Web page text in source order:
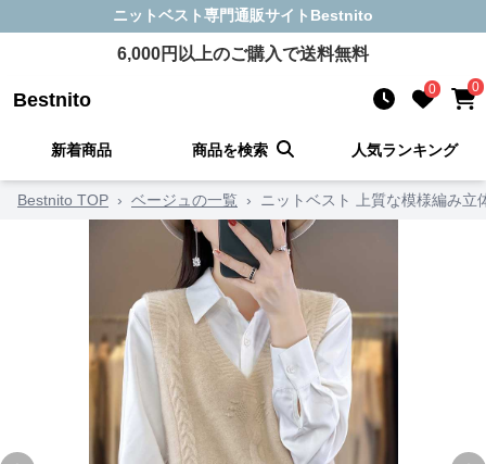
ニットベスト専門通販サイト Bestnito
6,000円以上のご購入で送料無料
Bestnito 0 0
新着商品 商品を検索 人気ランキング
Bestnito TOP › ベージュの一覧 › ニットベスト 上質な模様編み立